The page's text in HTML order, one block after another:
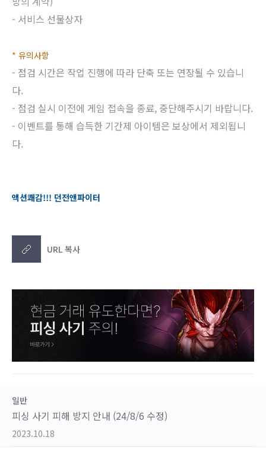
- 서비스 선물상자
* 유의사항
- 점검 시간은 작업 진행에 따라 단축 또는 연장될 수 있습니
다.
- 점검 실시 이전에 게임 접속을 종료, 중단해주시기 바랍니다.
- 이벤트를 통해 습득한 기간제 아이템은 보상에서 제외됩니
다.
액션쾌감!!! 던전앤파이터
URL 복사
일반
피싱 사기 피해 방지 안내 (24/8/6 수정)
2023.10.18